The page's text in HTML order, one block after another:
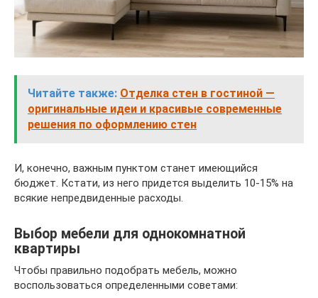
Читайте также: Отделка стен в гостиной —
оригинальные идеи и красивые современные
решения по оформлению стен
И, конечно, важным пунктом станет имеющийся
бюджет. Кстати, из него придется выделить 10-15% на
всякие непредвиденные расходы.
Выбор мебели для однокомнатной
квартиры
Чтобы правильно подобрать мебель, можно
воспользоваться определенными советами: